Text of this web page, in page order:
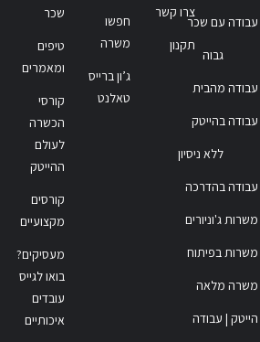
עבודה עם שכר
גבוה
עבודה מהבית
עבודה בהייטק
ללא ניסיון
עבודה בהדרכה
משרות ג'וניורים
משרות בפיתוח
משרה מלאה
הייטק | עבודה
צרו קשר
תקנון
חפשו
משרה
ג’ון ברייס
טאלנט
שכר
טיפים
ומאמרים
קורסי
הכשרה
לעולם
ההייטק
קורסים
מקצועיים
מעסיקים?
בואו לגייס
עובדים
איכותיים